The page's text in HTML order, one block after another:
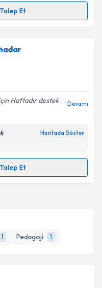
1 Pedagoji 1
Et
için randevu takvimi
randevu almanız
e-posta ile
ilişkin
verilerimin belirtilen
ediyorum.
için Haftadır destek
Devamı
Haritada Göster
Et
ile bilgilendireceğiz.